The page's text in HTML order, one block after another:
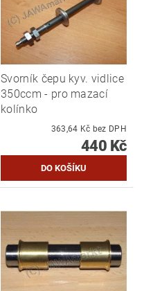
Svorník čepu kyv. vidlice
350ccm - pro mazací
kolínko
363,64 Kč bez DPH
440 Kč